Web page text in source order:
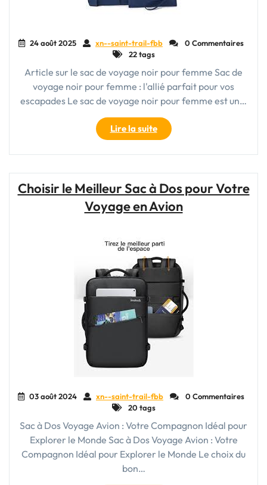
24 août 2025 xn--saint-trail-fbb
0 Commentaires
22 tags
Article sur le sac de voyage noir pour femme Sac de
voyage noir pour femme : l'allié parfait pour vos
escapades Le sac de voyage noir pour femme est un…
Lire la suite"Le
sac
de
pour
femme
élégant
des
aventurières"
Choisir le Meilleur Sac à Dos pour Votre
Voyage en Avion
03 août 2024 xn--saint-trail-fbb
0 Commentaires
20 tags
Sac à Dos Voyage Avion : Votre Compagnon Idéal pour
Explorer le Monde Sac à Dos Voyage Avion : Votre
Compagnon Idéal pour Explorer le Monde Le choix du
bon…